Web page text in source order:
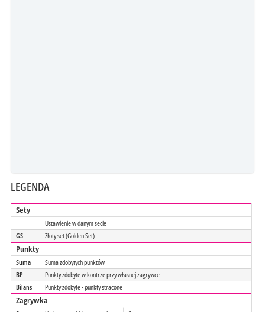
LEGENDA
Sety
Ustawienie w danym secie
GS
Złoty set (Golden Set)
Punkty
Suma
Suma zdobytych punktów
BP
Punkty zdobyte w kontrze przy własnej zagrywce
Bilans
Punkty zdobyte - punkty stracone
Zagrywka